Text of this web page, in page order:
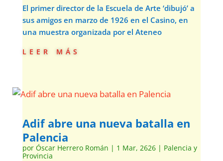
El primer director de la Escuela de Arte ‘dibujó’ a
sus amigos en marzo de 1926 en el Casino, en
una muestra organizada por el Ateneo
leer más
Adif abre una nueva batalla en
Palencia
por Óscar Herrero Román | 1 Mar, 2626| Palencia y
Provincia